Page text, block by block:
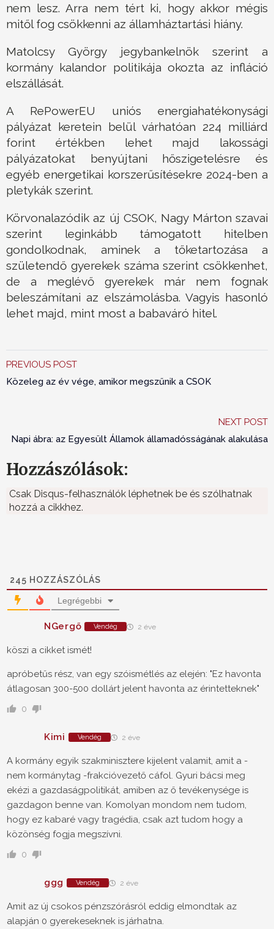
nem lesz. Arra nem tért ki, hogy akkor mégis
mitől fog csökkenni az államháztartási hiány.
Matolcsy György jegybankelnök szerint a
kormány kalandor politikája okozta az infláció
elszállását.
A RePowerEU uniós energiahatékonysági
pályázat keretein belül várhatóan 224 milliárd
forint értékben lehet majd lakossági
pályázatokat benyújtani hőszigetelésre és
egyéb energetikai korszerűsítésekre 2024-ben a
pletykák szerint.
Körvonalazódik az új CSOK, Nagy Márton szavai
szerint leginkább támogatott hitelben
gondolkodnak, aminek a tőketartozása a
születendő gyerekek száma szerint csökkenhet,
de a meglévő gyerekek már nem fognak
beleszámítani az elszámolásba. Vagyis hasonló
lehet majd, mint most a babaváró hitel.
PREVIOUS POST
Közeleg az év vége, amikor megszűnik a CSOK
NEXT POST
Napi ábra: az Egyesült Államok államadósságának alakulása
Hozzászólások:
Csak Disqus-felhasználók léphetnek be és szólhatnak
hozzá a cikkhez.
245 HOZZÁSZÓLÁS
Legrégebbi
NGergő Vendég 2 éve
köszi a cikket ismét!
apróbetűs rész, van egy szóismétlés az elején: "Ez havonta
átlagosan 300-500 dollárt jelent havonta az érintetteknek"
0
Kimi Vendég 2 éve
A kormány egyik szakminisztere kijelent valamit, amit a -
nem kormánytag -frakcióvezető cáfol. Gyuri bácsi meg
ekézi a gazdaságpolitikát, amiben az ő tevékenysége is
gazdagon benne van. Komolyan mondom nem tudom,
hogy ez kabaré vagy tragédia, csak azt tudom hogy a
közönség fogja megszívni.
0
ggg Vendég 2 éve
Amit az új csokos pénzszórásról eddig elmondtak az
alapján 0 gyerekeseknek is járhatna.